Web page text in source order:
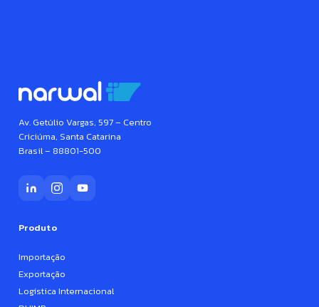
Av. Getúlio Vargas, 597 – Centro
Criciúma, Santa Catarina
Brasil – 88801-500
Produto
Importação
Exportação
Logística Internacional